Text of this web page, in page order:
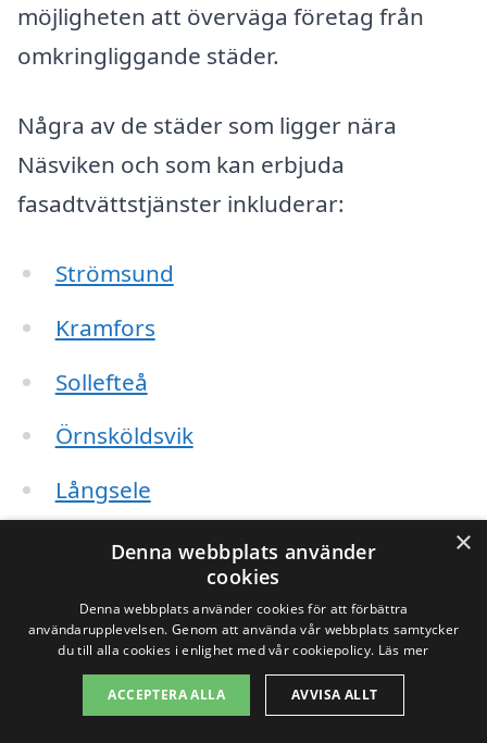
möjligheten att överväga företag från
omkringliggande städer.
Några av de städer som ligger nära
Näsviken och som kan erbjuda
fasadtvättstjänster inkluderar:
Strömsund
Kramfors
Sollefteå
Örnsköldsvik
Långsele
Bredbyn
Nordingrå
Ramsele
När du letar efter fasadtvätt i Näsviken
×
Denna webbplats använder
cookies
Denna webbplats använder cookies för att förbättra
användarupplevelsen. Genom att använda vår webbplats samtycker
du till alla cookies i enlighet med vår cookiepolicy. Läs mer
ACCEPTERA ALLA AVVISA ALLT